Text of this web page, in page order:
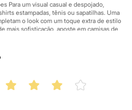
Para um visual casual e despojado,
estampadas, tênis ou sapatilhas. Uma
o look com um toque extra de estilo
mais sofisticação, aposte em camisas de
salto ou mocassins. A versatilidade da
50.Suas medidas são:
/ Cintura: 93cm / Quadril: 125cm.